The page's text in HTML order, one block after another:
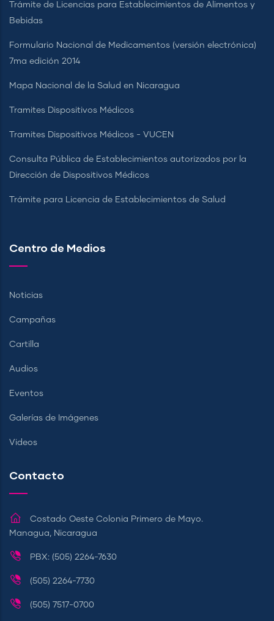
Trámite de Licencias para Establecimientos de Alimentos y
Bebidas
Formulario Nacional de Medicamentos (versión electrónica)
7ma edición 2014
Mapa Nacional de la Salud en Nicaragua
Tramites Dispositivos Médicos
Tramites Dispositivos Médicos - VUCEN
Consulta Pública de Establecimientos autorizados por la
Dirección de Dispositivos Médicos
Trámite para Licencia de Establecimientos de Salud
Centro de Medios
Noticias
Campañas
Cartilla
Audios
Eventos
Galerías de Imágenes
Videos
Contacto
Costado Oeste Colonia Primero de Mayo.
Managua, Nicaragua
PBX: (505) 2264-7630
(505) 2264-7730
(505) 7517-0700